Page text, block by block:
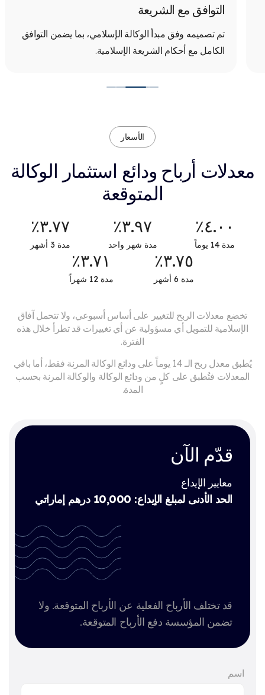
التوافق مع الشريعة​
تم تصميمه وفق مبدأ الوكالة الإسلامي، بما يضمن التوافق
الكامل مع أحكام الشريعة الإسلامية.
الأسعار​
معدلات أرباح ودائع استثمار الوكالة
المتوقعة
٤.٠٠٪​
مدة 14 يوماً
٣.٩٧٪
مدة شهر واحد
٣.٧٧٪
مدة 3 أشهر
٣.٧٥٪
مدة 6 أشهر
٣.٧١٪
مدة 12 شهراً
تخضع معدلات الربح للتغيير على أساس أسبوعي، ولا تتحمل آفاق
الإسلامية للتمويل أي مسؤولية عن أي تغييرات قد تطرأ خلال هذه
الفترة.
يُطبق معدل ربح الـ 14 يوماً على ودائع الوكالة المرنة فقط، أما باقي
المعدلات فتُطبق على كلٍ من ودائع الوكالة والوكالة المرنة بحسب
المدة.
قدّم الآن
معايير الإيداع
الحد الأدنى لمبلغ الإيداع: 10,000 درهم إماراتي
قد تختلف الأرباح الفعلية عن الأرباح المتوقعة. ولا
تضمن المؤسسة دفع الأرباح المتوقعة.
اسم